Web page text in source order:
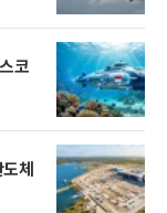
코
체